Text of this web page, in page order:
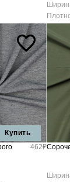
Купить
462₽